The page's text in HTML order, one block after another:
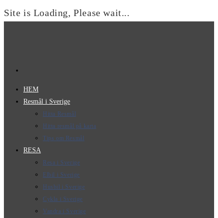
Site is Loading, Please wait...
HEM
Resmål i Sverige
Hitta Resmål
Hitta resmål på karta
Tips om Resmål
RESA
Resa i Sverige
Elbil i Sverige
Husbil i Sverige
Cykla i Sverige
Vandra i Sverige